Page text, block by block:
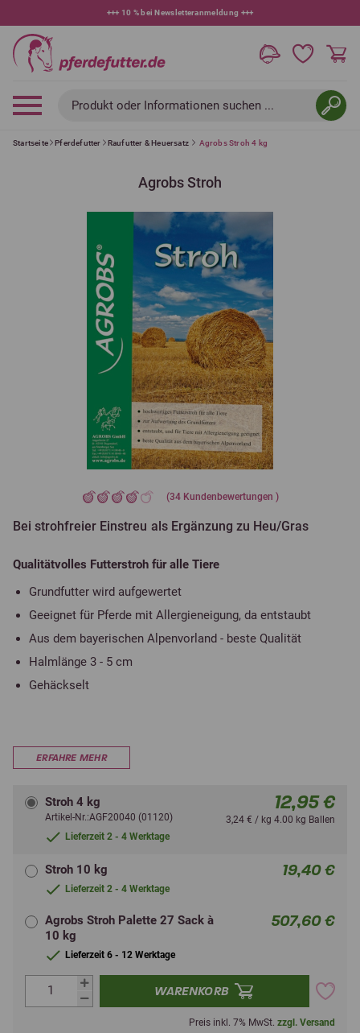
+++ 10 % bei Newsletteranmeldung +++
Produkt oder Informationen suchen ...
Startseite Pferdefutter Raufutter & Heuersatz Agrobs Stroh 4 kg
Agrobs Stroh
(34Kundenbewertungen )
Bei strohfreier Einstreu als Ergänzung zu Heu/Gras
Qualitätvolles Futterstroh für alle Tiere
Grundfutter wird aufgewertet
Geeignet für Pferde mit Allergieneigung, da entstaubt
Aus dem bayerischen Alpenvorland - beste Qualität
Halmlänge 3 - 5 cm
Gehäckselt
ERFAHRE MEHR
Stroh 4 kg
Artikel-Nr.:AGF20040 (01120)
Lieferzeit 2 - 4 Werktage
12,95 €
3,24 € / kg 4.00 kg Ballen
Stroh 10 kg
Lieferzeit 2 - 4 Werktage
19,40 €
Agrobs Stroh Palette 27 Sack à
10 kg
Lieferzeit 6 - 12 Werktage
507,60 €
WARENKORB
Preis inkl. 7% MwSt. zzgl. Versand